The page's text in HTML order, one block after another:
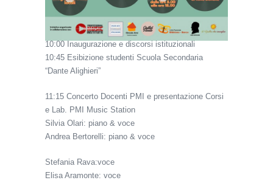
10:00 Inaugurazione e discorsi istituzionali
10:45 Esibizione studenti Scuola Secondaria
“Dante Alighieri”
11:15 Concerto Docenti PMI e presentazione Corsi
e Lab. PMI Music Station
Silvia Olari: piano & voce
Andrea Bertorelli: piano & voce
Stefania Rava:voce
Elisa Aramonte: voce